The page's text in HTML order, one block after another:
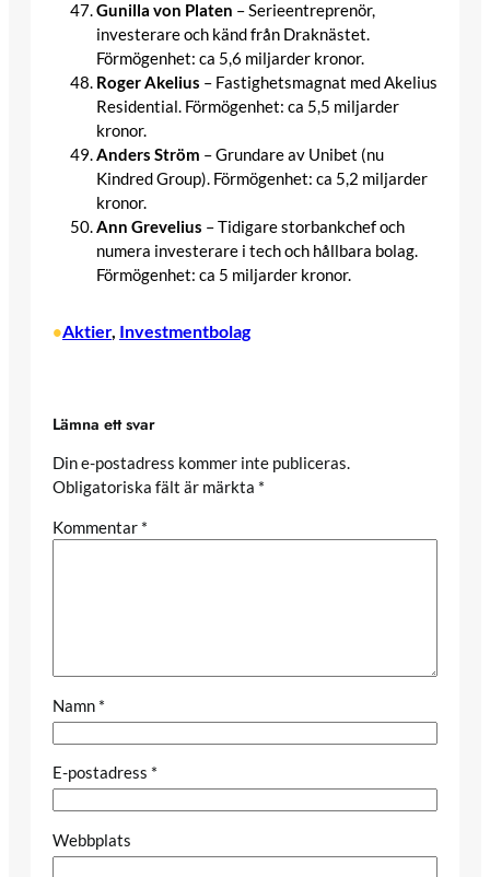
Gunilla von Platen – Serieentreprenör,
investerare och känd från Draknästet.
Förmögenhet: ca 5,6 miljarder kronor.
Roger Akelius – Fastighetsmagnat med Akelius
Residential. Förmögenhet: ca 5,5 miljarder
kronor.
Anders Ström – Grundare av Unibet (nu
Kindred Group). Förmögenhet: ca 5,2 miljarder
kronor.
Ann Grevelius – Tidigare storbankchef och
numera investerare i tech och hållbara bolag.
Förmögenhet: ca 5 miljarder kronor.
•Aktier, Investmentbolag
Lämna ett svar
Din e-postadress kommer inte publiceras.
Obligatoriska fält är märkta *
Kommentar *
Namn *
E-postadress *
Webbplats